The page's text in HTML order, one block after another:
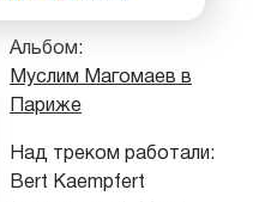
Альбом:
Муслим Магомаев в
Париже
Над треком работали:
Bert Kaempfert